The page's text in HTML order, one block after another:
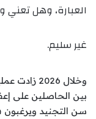
العبارة، وهل
غير سليم.
وخلال
بين الحاصلين على
سن التجنيد ويرغبون